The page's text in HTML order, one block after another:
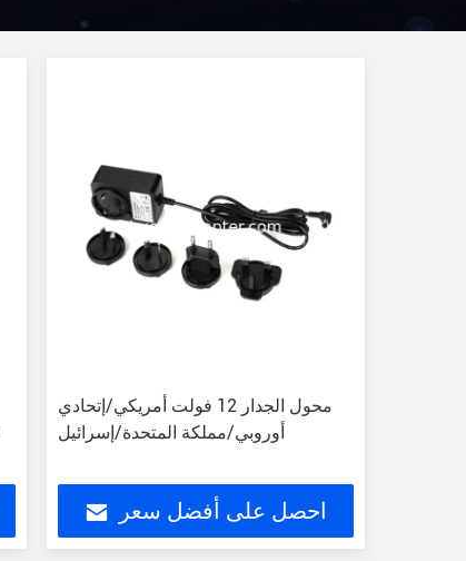
محول الجدار 12 فولت أمريكي/إتحادي
أوروبي/مملكة المتحدة/إسرائيل
احصل على أفضل سعر